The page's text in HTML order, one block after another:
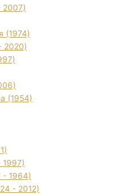
2007)
(1974)
2020)
(1954)
1997)
- 1964)
- 2012)